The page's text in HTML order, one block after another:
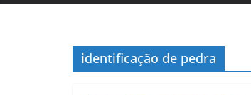
identificação de pedra